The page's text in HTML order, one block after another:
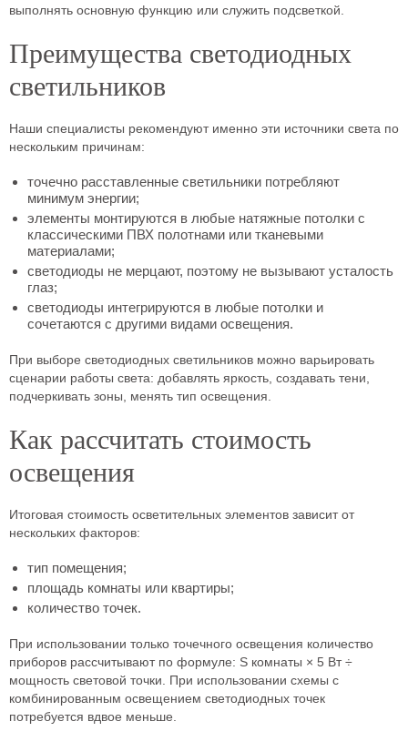
выполнять основную функцию или служить подсветкой.
Преимущества светодиодных
светильников
Наши специалисты рекомендуют именно эти источники света по
нескольким причинам:
точечно расставленные светильники потребляют
минимум энергии;
элементы монтируются в любые натяжные потолки с
классическими ПВХ полотнами или тканевыми
материалами;
светодиоды не мерцают, поэтому не вызывают усталость
глаз;
светодиоды интегрируются в любые потолки и
сочетаются с другими видами освещения.
При выборе светодиодных светильников можно варьировать
сценарии работы света: добавлять яркость, создавать тени,
подчеркивать зоны, менять тип освещения.
Как рассчитать стоимость
освещения
Итоговая стоимость осветительных элементов зависит от
нескольких факторов:
тип помещения;
площадь комнаты или квартиры;
количество точек.
При использовании только точечного освещения количество
приборов рассчитывают по формуле: S комнаты × 5 Вт ÷
мощность световой точки. При использовании схемы с
комбинированным освещением светодиодных точек
потребуется вдвое меньше.